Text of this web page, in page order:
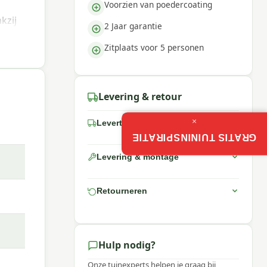
Voorzien van poedercoating
2 Jaar garantie
Zitplaats voor 5 personen
Levering & retour
Levertijd
Levering & montage
Retourneren
Hulp nodig?
Onze tuinexperts helpen je graag bij
GRATIS TUININSPIRATIE
×